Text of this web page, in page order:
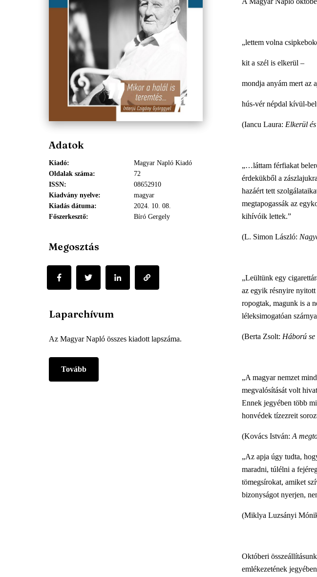
„lettem volna
kit a szél is elkerül –
mondja anyám mert az
hús-vér népdal kívül-
(Iancu Laura: Elkerül
„…láttam férfiakat
érdekükből a
hazáért tett
megtapogassák az
kihívóik lettek.”
(L. Simon László:
„Leültünk egy
az egyik résnyire
ropogtak, magunk is a
léleksimogatóan
(Berta Zsolt: Háború se
„A magyar nemzet
megvalósítását volt
Ennek jegyében több
honvédek tízezreit
(Kovács István: A
„Az apja úgy tudta,
maradni, túlélni a
tömegsírokat, amiket
bizonyságot nyerjen,
(Miklya Luzsányi
Októberi
emlékezetének
Adatok
Kiadó
Magyar Napló Kiadó
Oldalak száma
72
ISSN
08652910
Kiadvány nyelve
magyar
Kiadás dátuma
2024. 10. 08.
Főszerkesztő
Bíró Gergely
Megosztás
Laparchívum
Az Magyar Napló összes kiadott lapszáma.
Tovább